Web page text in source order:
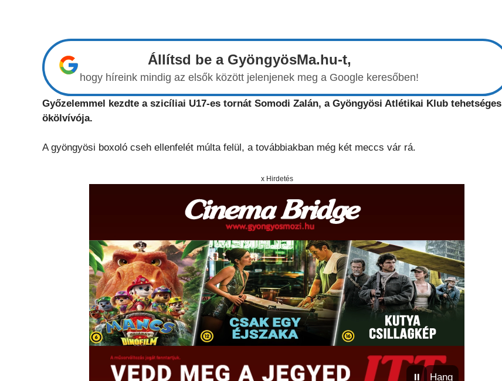
Állítsd be a GyöngyösMa.hu-t,
hogy híreink mindig az elsők között jelenjenek meg a Google keresőben!
Győzelemmel kezdte a szicíliai U17-es tornát Somodi Zalán, a Gyöngyösi Atlétikai Klub tehetséges
ökölvívója.
A gyöngyösi boxoló cseh ellenfelét múlta felül, a továbbiakban még két meccs vár rá.
x Hirdetés
⏸ Hang